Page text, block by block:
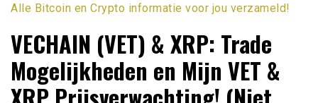
Alle Bitcoin en Crypto informatie voor jou verzameld!
VECHAIN (VET) & XRP: Trade
Mogelijkheden en Mijn VET &